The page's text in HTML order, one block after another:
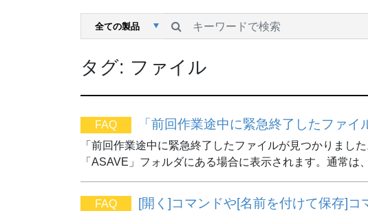
検索
タグ: ファイル
FAQ 「前回作業途中に緊急終了したファ
「前回作業途中に緊急終了したファイルが見つかりまし
「ASAVE」フォルダにある場合に表示されます。通常
FAQ [開く]コマンドや[名前を付けて保存]